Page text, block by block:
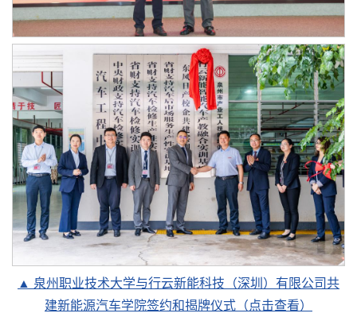
▲ 泉州职业技术大学与行云新能科技（深圳）有限公司共
建新能源汽车学院签约和揭牌仪式（点击查看）